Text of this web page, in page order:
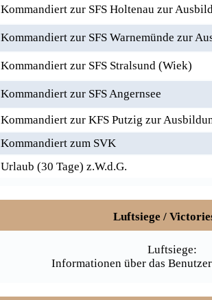
Kommandiert zur SFS Holtenau zur
Kommandiert zur SFS Warnemünde zur
Kommandiert zur SFS Stralsund (Wiek)
Kommandiert zur SFS Angernsee
Kommandiert zur KFS Putzig zur
Kommandiert zum SVK
Urlaub (30 Tage) z.W.d.G.
Luftsiege /
Luftsiege:
Informationen über das